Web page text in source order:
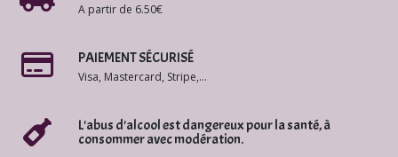
A partir de 6.50€
PAIEMENT SÉCURISÉ
Visa, Mastercard, Stripe,...
L'abus d'alcool est dangereux pour la santé, à
consommer avec modération.